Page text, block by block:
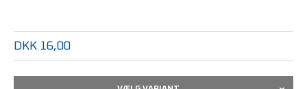
DKK 16,00